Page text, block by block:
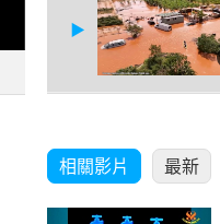
16
相關影片 最新